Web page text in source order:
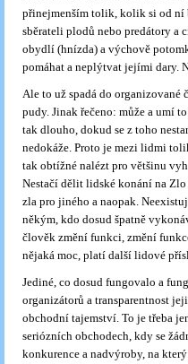
přinejmenším tolik, kolik si od ní
sběrateli plodů nebo predátory a
obydlí (hnízda) a výchově
pomáhat a neplýtvat jejími dary.
Ale to už spadá do organizované
pudy. Jinak řečeno: může a umí
tak dlouho, dokud se z toho
nedokáže. Proto je mezi lidmi
tak obtížné nalézt pro většinu
Nestačí dělit lidské konání na
zla pro jiného a naopak.
někým, kdo dosud špatně
člověk změní funkci, změní
nějaká moc, platí další lidové
Jediné, co dosud fungovalo a
organizátorů a transparentnost
obchodní tajemství. To je třeba
seriózních obchodech, kdy se
konkurence a nadvýroby, na